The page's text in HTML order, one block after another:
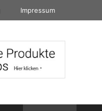
Impressum